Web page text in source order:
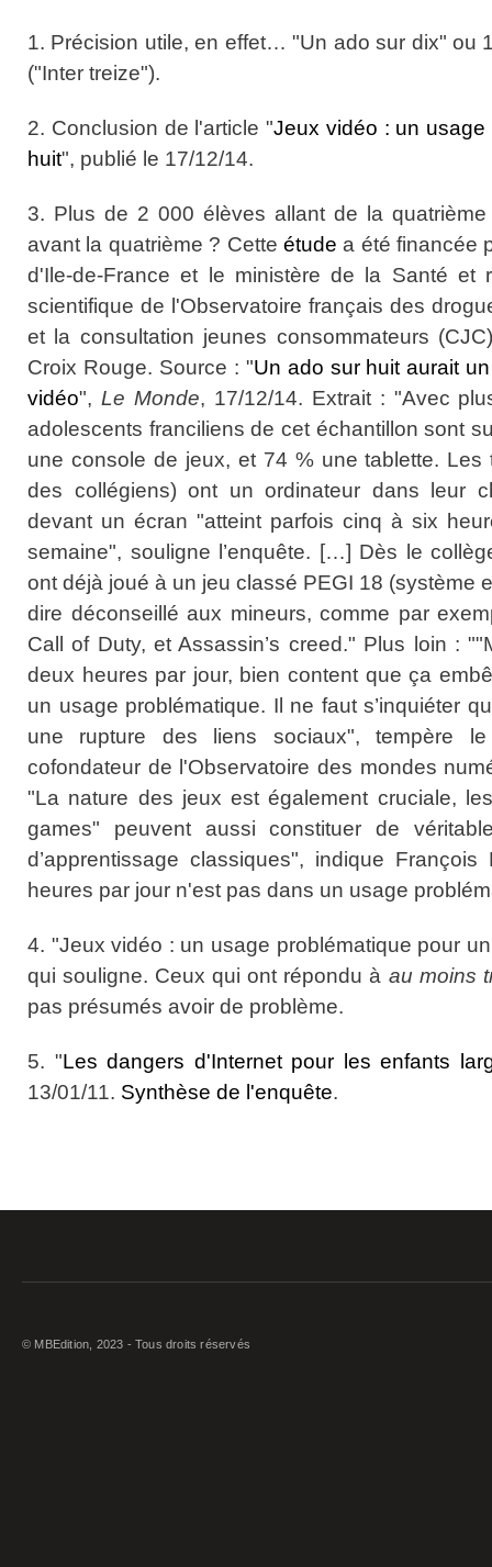
1. Précision utile, en effet… "Un ado sur dix" ou
("Inter treize").
2. Conclusion de l'article "Jeux vidéo : un
huit", publié le 17/12/14.
3. Plus de 2 000 élèves allant de la
avant la quatrième ? Cette étude a été financée
d'Ile-de-France et le ministère de la Santé et
scientifique de l'Observatoire français des
et la consultation jeunes consommateurs
Croix Rouge. Source : "Un ado sur huit aurait
vidéo", Le Monde, 17/12/14. Extrait : "Avec
adolescents franciliens de cet échantillon sont
une console de jeux, et 74 % une tablette.
des collégiens) ont un ordinateur dans leur
devant un écran "atteint parfois cinq à six
semaine", souligne l’enquête. […] Dès le
ont déjà joué à un jeu classé PEGI 18 (système
dire déconseillé aux mineurs, comme par
Call of Duty, et Assassin’s creed." Plus loin :
deux heures par jour, bien content que ça
un usage problématique. Il ne faut s’inquiéter
une rupture des liens sociaux", tempère le
cofondateur de l'Observatoire des mondes
"La nature des jeux est également cruciale,
games" peuvent aussi constituer de
d’apprentissage classiques", indique
heures par jour n'est pas dans un usage
4. "Jeux vidéo : un usage problématique pour
qui souligne. Ceux qui ont répondu à au moins
pas présumés avoir de problème.
5. "Les dangers d'Internet pour les enfants
13/01/11. Synthèse de l'enquête.
© MBEdition, 2023 - Tous droits réservés